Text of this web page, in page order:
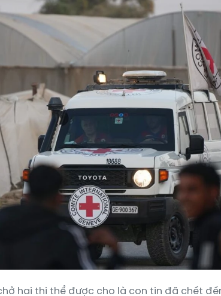
hai thi thể được cho là con tin đã chết